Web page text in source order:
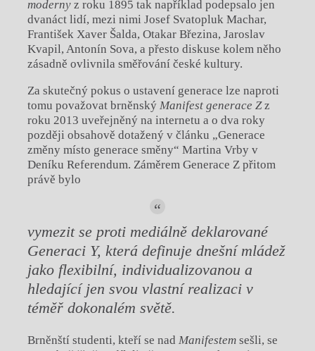
modernyz roku 1895 tak například podepsalo jen
dvanáct lidí, mezi nimi Josef Svatopluk Machar,
František Xaver Šalda, Otakar Březina, Jaroslav
Kvapil, Antonín Sova, a přesto diskuse kolem něho
zásadně ovlivnila směřování české kultury.
Za skutečný pokus o ustavení generace lze naproti
tomu považovat brněnský Manifest generace Zz
roku 2013 uveřejněný na internetu a o dva roky
později obsahově dotažený v článku „Generace
změny místo generace směny“ Martina Vrby v
Deníku Referendum. Záměrem Generace Z přitom
právě bylo
vymezit se proti mediálně deklarované
Generaci Y, která definuje dnešní mládež
jako flexibilní, individualizovanou a
hledající jen svou vlastní realizaci v
téměř dokonalém světě.
Brněnští studenti, kteří se nad Manifestemsešli, se